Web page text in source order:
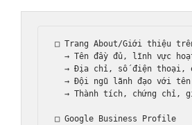
□ Trang About/Giới thiệu
→ Tên đầy đủ, lĩnh vực
→ Địa chỉ, số điện thoại,
→ Đội ngũ lãnh đạo với
→ Thành tích, chứng chỉ,
□ Google Business Profile